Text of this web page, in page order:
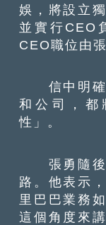
娛，將設立
並實行CEO
CEO職位由
信中明確
和公司，都
性」。
張勇隨後
路。他表示
里巴巴業務
這個角度來